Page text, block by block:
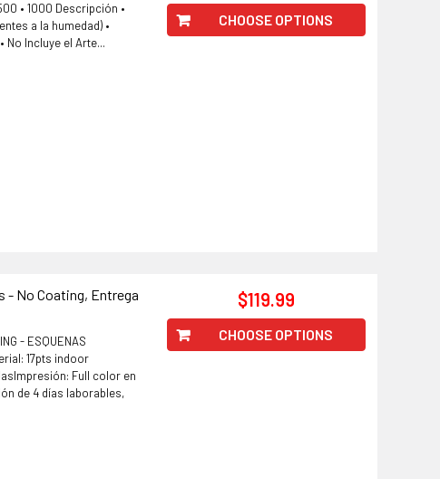
• 1000 Descripción •
a la humedad) •
No Incluye el Arte...
CHOOSE OPTIONS
- No Coating, Entrega
- ESQUENAS
17pts indoor
Full color en
de 4 días laborables,
$119.99
CHOOSE OPTIONS